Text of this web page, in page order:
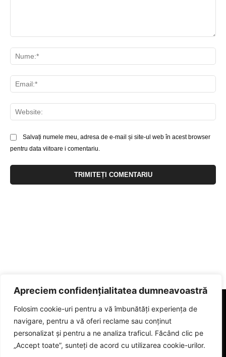
Apreciem confidențialitatea dumneavoastră
Folosim cookie-uri pentru a vă îmbunătăți experiența de
navigare, pentru a vă oferi reclame sau conținut
personalizat și pentru a ne analiza traficul. Făcând clic pe
„Accept toate”, sunteți de acord cu utilizarea cookie-urilor.
Salvați numele meu, adresa de e-mail și site-ul web în acest browser
pentru data viitoare i comentariu.